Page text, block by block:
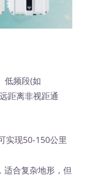
频段(如
距离非视距通
实现50-150公里
适合复杂地形，但